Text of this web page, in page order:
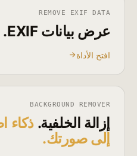
REMOVE EXIF DATA
عرض بيانات EXIF.
افتح الأداة
BACKGROUND REMOVER
إزالة الخلفية. ذكاء
إلى صورتك.